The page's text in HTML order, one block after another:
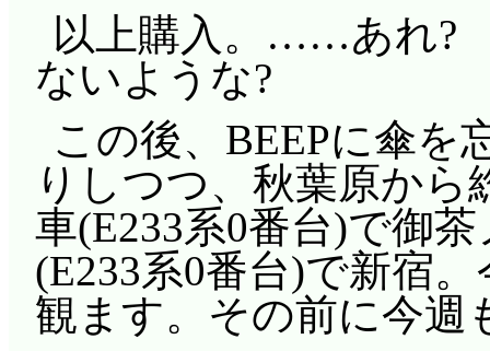
以上購入。……あれ?
ないような?
この後、BEEPに傘を
りしつつ、秋葉原から
車(E233系0番台)で御
(E233系0番台)で新宿
観ます。その前に今